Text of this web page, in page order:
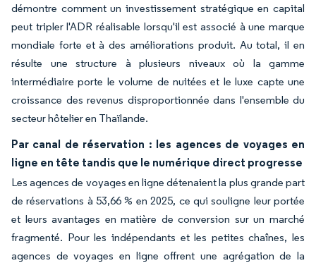
démontre comment un investissement stratégique en capital
peut tripler l'ADR réalisable lorsqu'il est associé à une marque
mondiale forte et à des améliorations produit. Au total, il en
résulte une structure à plusieurs niveaux où la gamme
intermédiaire porte le volume de nuitées et le luxe capte une
croissance des revenus disproportionnée dans l'ensemble du
secteur hôtelier en Thaïlande.
Par canal de réservation : les agences de voyages en
ligne en tête tandis que le numérique direct progresse
Les agences de voyages en ligne détenaient la plus grande part
de réservations à 53,66 % en 2025, ce qui souligne leur portée
et leurs avantages en matière de conversion sur un marché
fragmenté. Pour les indépendants et les petites chaînes, les
agences de voyages en ligne offrent une agrégation de la